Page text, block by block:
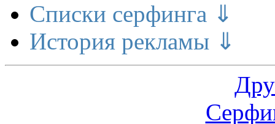
Списки серфинга ⇓
История рекламы ⇓